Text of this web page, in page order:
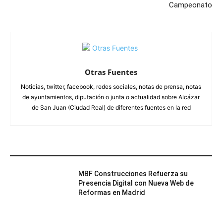
Campeonato
Otras Fuentes
Noticias, twitter, facebook, redes sociales, notas de prensa, notas
de ayuntamientos, diputación o junta o actualidad sobre Alcázar
de San Juan (Ciudad Real) de diferentes fuentes en la red
MBF Construcciones Refuerza su
Presencia Digital con Nueva Web de
Reformas en Madrid